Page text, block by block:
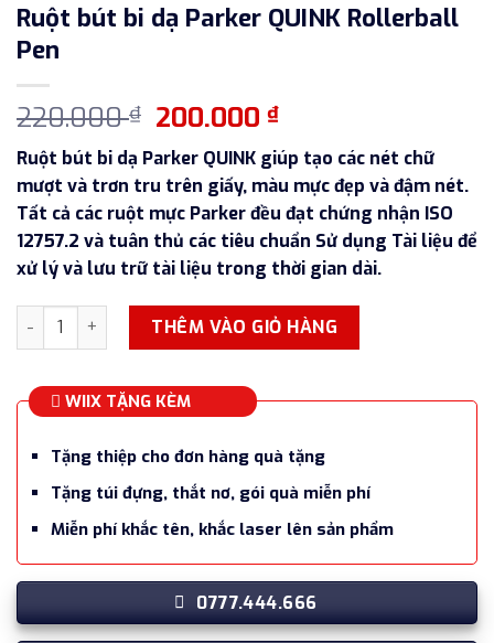
Ruột bút bi dạ Parker QUINK Rollerball
Pen
220.000₫ Giá
gốc
là:
220.000 ₫.
200.000₫Giá
hiện
tại
là:
200.000 ₫.
Ruột bút bi dạ Parker QUINK giúp tạo các nét chữ
mượt và trơn tru trên giấy, màu mực đẹp và đậm nét.
Tất cả các ruột mực Parker đều đạt chứng nhận ISO
12757.2 và tuân thủ các tiêu chuẩn Sử dụng Tài liệu để
xử lý và lưu trữ tài liệu trong thời gian dài.
Ruột bút bi dạ Parker QUINK Rollerball Pen số lượng
THÊM VÀO GIỎ HÀNG
WIIX TẶNG KÈM
Tặng thiệp cho đơn hàng quà tặng
Tặng túi đựng, thắt nơ, gói quà miễn phí
Miễn phí khắc tên, khắc laser lên sản phẩm
0777.444.666